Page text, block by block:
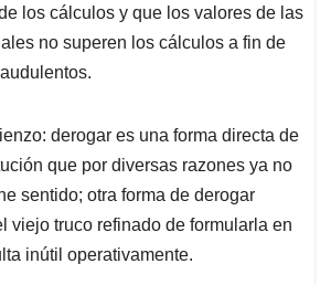
los cálculos y que los valores de las
no superen los cálculos a fin de
derogar es una forma directa de
que por diversas razones ya no
sentido; otra forma de derogar
viejo truco refinado de formularla en
inútil operativamente.